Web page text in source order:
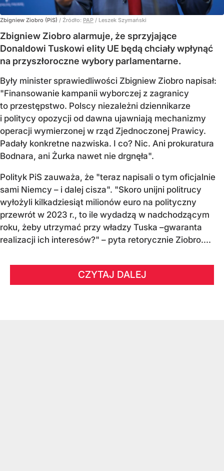
Zbigniew Ziobro (PiS) / Źródło: PAP / Leszek Szymański
Zbigniew Ziobro alarmuje, że sprzyjające
Donaldowi Tuskowi elity UE będą chciały wpłynąć
na przyszłoroczne wybory parlamentarne.
Były minister sprawiedliwości Zbigniew Ziobro napisał:
"Finansowanie kampanii wyborczej z zagranicy
to przestępstwo. Polscy niezależni dziennikarze
i politycy opozycji od dawna ujawniają mechanizmy
operacji wymierzonej w rząd Zjednoczonej Prawicy.
Padały konkretne nazwiska. I co? Nic. Ani prokuratura
Bodnara, ani Żurka nawet nie drgnęła".
Polityk PiS zauważa, że "teraz napisali o tym oficjalnie
sami Niemcy – i dalej cisza". "Skoro unijni politrucy
wyłożyli kilkadziesiąt milionów euro na polityczny
przewrót w 2023 r., to ile wydadzą w nadchodzącym
roku, żeby utrzymać przy władzy Tuska –gwaranta
realizacji ich interesów?" – pyta retorycznie Ziobro....
CZYTAJ DALEJ